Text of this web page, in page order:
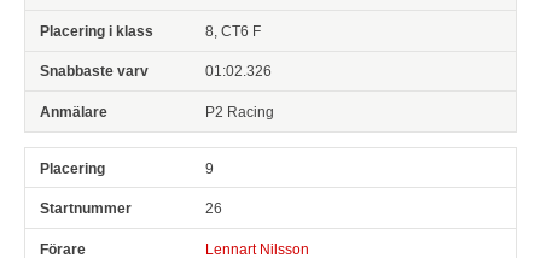
8, CT6 F
01:02.326
P2 Racing
9
26
Lennart Nilsson